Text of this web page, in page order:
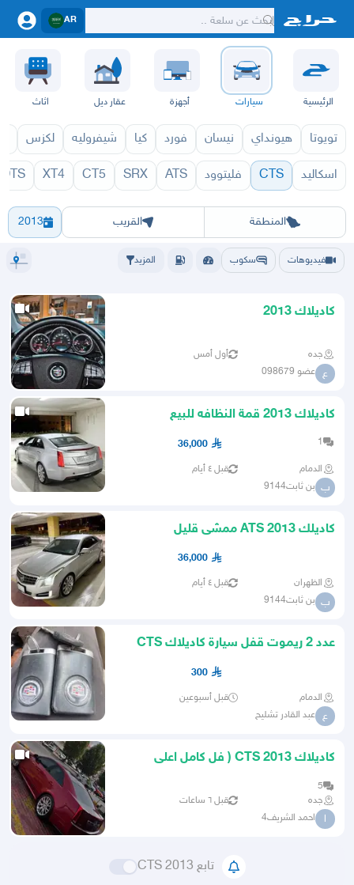
AR
الرئيسية سيارات أجهزة عقار ديل اثاث
تويوتا هيونداي نيسان فورد كيا شيفروليه لكزس
اسكاليد CTS فليتوود ATS
SRX
CT5
XT4
DTS
المنطقة
الرياض الشرقيهجده الطايف حائلأبها عسيرالباحة
القريب 2013
CTS 1970
فيديوهات سكوب المزيد
كاديلاك 2013
جده أول أمس
ع عضو 098679
كاديلاك 2013 قمة النظافه للبيع
1
36,000
الدمام قبل ٤ أيام
ب بن ثابت9144
كاديلك ATS 2013 ممشى قليل
36,000
الظهران قبل ٤ أيام
ب بن ثابت9144
عدد 2 ريموت قفل سيارة كاديلاك CTS
300
الدمام قبل أسبوعين
ع عبد القادر تشليح
كاديلاك CTS 2013 ( فل كامل اعلى
5
جده
قبل ٦ ساعات
ا احمد الشريف4
تابع CTS 2013